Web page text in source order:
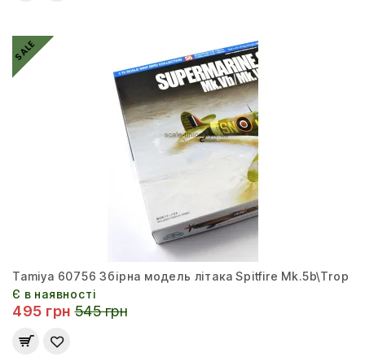
SALE
Tamiya 60756 Збірна модель літака Spitfire Mk.5b\Trop
Є в наявності
495 грн 545 грн